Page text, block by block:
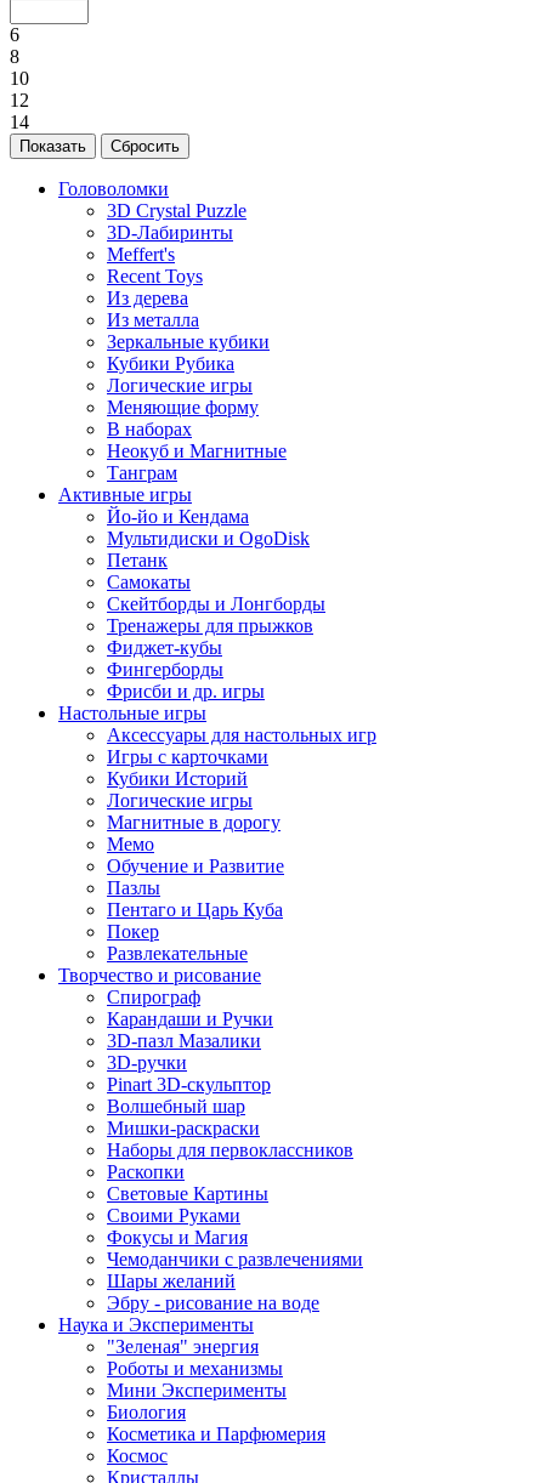
6
8
10
12
14
Головоломки
3D Crystal Puzzle
3D-Лабиринты
Meffert's
Recent Toys
Из дерева
Из металла
Зеркальные кубики
Кубики Рубика
Логические игры
Меняющие форму
В наборах
Неокуб и Магнитные
Танграм
Активные игры
Йо-йо и Кендама
Мультидиски и OgoDisk
Петанк
Самокаты
Скейтборды и Лонгборды
Тренажеры для прыжков
Фиджет-кубы
Фингерборды
Фрисби и др. игры
Настольные игры
Аксессуары для настольных игр
Игры с карточками
Кубики Историй
Логические игры
Магнитные в дорогу
Мемо
Обучение и Развитие
Пазлы
Пентаго и Царь Куба
Покер
Развлекательные
Творчество и рисование
Спирограф
Карандаши и Ручки
3D-пазл Мазалики
3D-ручки
Pinart 3D-скульптор
Волшебный шар
Мишки-раскраски
Наборы для первоклассников
Раскопки
Световые Картины
Своими Руками
Фокусы и Магия
Чемоданчики с развлечениями
Шары желаний
Эбру - рисование на воде
Наука и Эксперименты
"Зеленая" энергия
Роботы и механизмы
Мини Эксперименты
Биология
Косметика и Парфюмерия
Космос
Кристаллы